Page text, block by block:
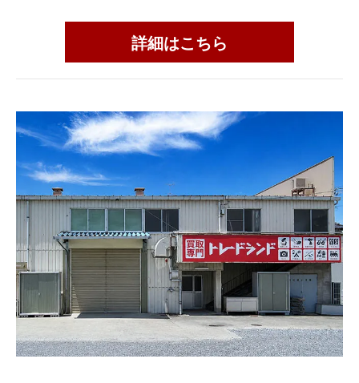
詳細はこちら